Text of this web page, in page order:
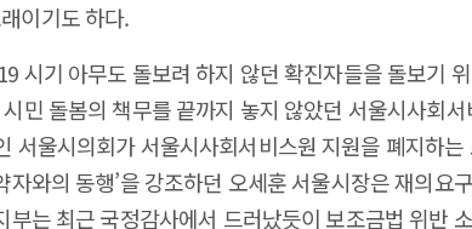
이기도 하다.
시기 아무도 돌보려 하지 않던 확진자들을 돌보기
민 돌봄의 책무를 끝까지 놓지 않았던 서울시사회서
서울시의회가 서울시사회서비스원​ 지원을 폐지하는
와의 동행’을 강조하던 오세훈 서울시장은 재의요
는 최근 국정감사에서 드러났듯이 보조금법 위반